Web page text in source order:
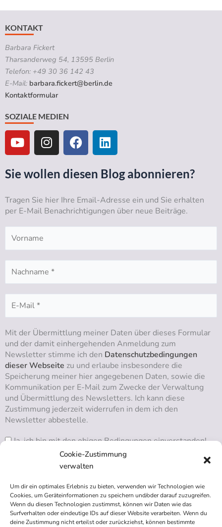
Cookie-Zustimmung
verwalten
Um dir ein optimales Erlebnis zu bieten, verwenden wir Technologien wie
Cookies, um Geräteinformationen zu speichern und/oder darauf zuzugreifen.
Wenn du diesen Technologien zustimmst, können wir Daten wie das
Surfverhalten oder eindeutige IDs auf dieser Website verarbeiten. Wenn du
deine Zustimmung nicht erteilst oder zurückziehst, können bestimmte
KONTAKT
Barbara Fickert
Tharsanderweg 54, 13595 Berlin
Telefon: +49 30 36 142 43
E-Mail: barbara.fickert@berlin.de
Kontaktformular
SOZIALE MEDIEN
Y
o
u
t
u
e
I
n
s
t
a
r
a
m
F
a
c
e
b
o
o
k
L
i
n
k
e
d
i
n
Sie wollen diesen Blog abonnieren?
Tragen Sie hier Ihre Email-Adresse ein und Sie erhalten
per E-Mail Benachrichtigungen über neue Beiträge.
Mit der Übermittlung meiner Daten über dieses Formular
und der damit einhergehenden Anmeldung zum
Newsletter stimme ich den Datenschutzbedingungen
dieser Webseite zu und erlaube insbesondere die
Speicherung meiner hier angegebenen Daten, sowie die
Kommunikation per E-Mail zum Zwecke der Verwaltung
und Übermittlung des Newsletters. Ich kann diese
Zustimmung jederzeit widerrufen in dem ich den
Newsletter abbestelle.
Ja, ich bin mit den obigen Bedingungen einverstanden!
RSS ABONNIEREN